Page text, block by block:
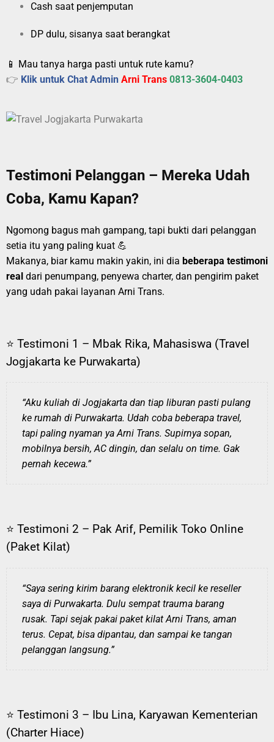
Cash saat penjemputan
DP dulu, sisanya saat berangkat
📱 Mau tanya harga pasti untuk rute kamu?
👉 Klik untuk Chat Admin Arni Trans 0813-3604-0403
Testimoni Pelanggan – Mereka Udah
Coba, Kamu Kapan?
Ngomong bagus mah gampang, tapi bukti dari pelanggan
setia itu yang paling kuat 💪
Makanya, biar kamu makin yakin, ini dia beberapa testimoni
real dari penumpang, penyewa charter, dan pengirim paket
yang udah pakai layanan Arni Trans.
⭐ Testimoni 1 – Mbak Rika, Mahasiswa (Travel
Jogjakarta ke Purwakarta)
“Aku kuliah di Jogjakarta dan tiap liburan pasti pulang
ke rumah di Purwakarta. Udah coba beberapa travel,
tapi paling nyaman ya Arni Trans. Supirnya sopan,
mobilnya bersih, AC dingin, dan selalu on time. Gak
pernah kecewa.”
⭐ Testimoni 2 – Pak Arif, Pemilik Toko Online
(Paket Kilat)
“Saya sering kirim barang elektronik kecil ke reseller
saya di Purwakarta. Dulu sempat trauma barang
rusak. Tapi sejak pakai paket kilat Arni Trans, aman
terus. Cepat, bisa dipantau, dan sampai ke tangan
pelanggan langsung.”
⭐ Testimoni 3 – Ibu Lina, Karyawan Kementerian
(Charter Hiace)